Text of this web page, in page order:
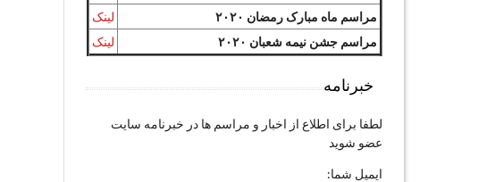
مراسم ماه مبارک رمضان ۲۰۲۰
لینک
مراسم جشن نیمه شعبان ۲۰۲۰
لینک
خبرنامه
لطفا برای اطلاع از اخبار و مراسم ها در خبرنامه سایت
عضو شوید
ایمیل شما: